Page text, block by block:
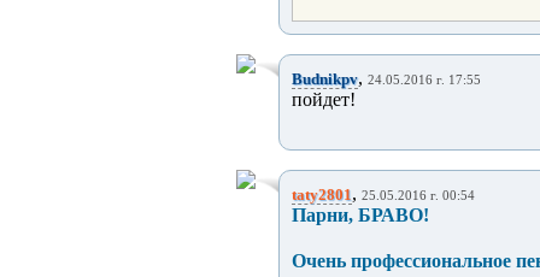
Budnikpv, 24.05.2016 г. 17:55
пойдет!
taty2801, 25.05.2016 г. 00:54
Парни, БРАВО!
Очень профессиональное